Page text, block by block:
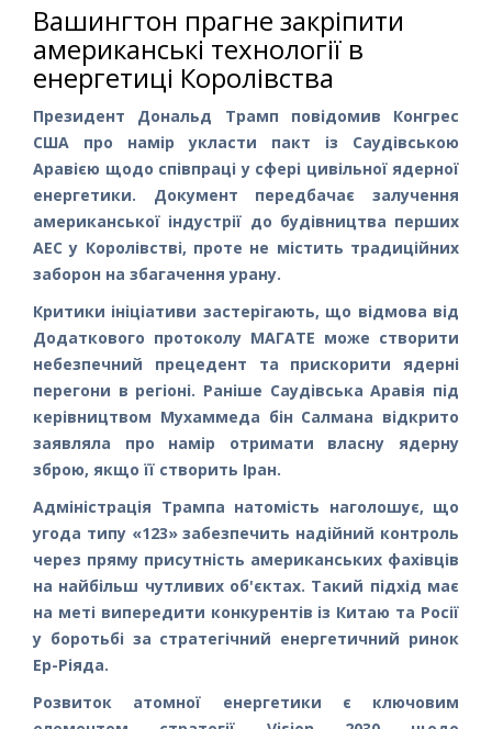
Вашингтон прагне закріпити
американські технології в
енергетиці Королівства
Президент Дональд Трамп повідомив Конгрес
США про намір укласти пакт із Саудівською
Аравією щодо співпраці у сфері цивільної ядерної
енергетики. Документ передбачає залучення
американської індустрії до будівництва перших
АЕС у Королівстві, проте не містить традиційних
заборон на збагачення урану.
Критики ініціативи застерігають, що відмова від
Додаткового протоколу МАГАТЕ може створити
небезпечний прецедент та прискорити ядерні
перегони в регіоні. Раніше Саудівська Аравія під
керівництвом Мухаммеда бін Салмана відкрито
заявляла про намір отримати власну ядерну
зброю, якщо її створить Іран.
Адміністрація Трампа натомість наголошує, що
угода типу «123» забезпечить надійний контроль
через пряму присутність американських фахівців
на найбільш чутливих об'єктах. Такий підхід має
на меті випередити конкурентів із Китаю та Росії
у боротьбі за стратегічний енергетичний ринок
Ер-Ріяда.
Розвиток атомної енергетики є ключовим